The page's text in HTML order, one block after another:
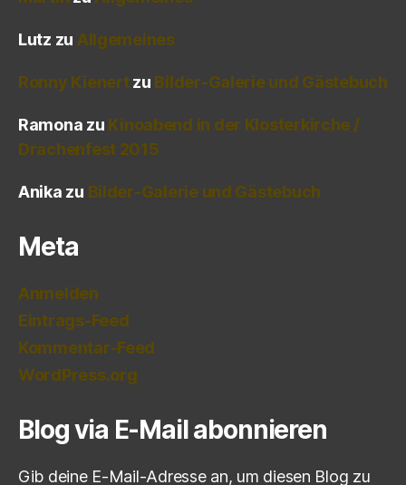
Lutz zu Allgemeines
Ronny Kienertzu Bilder-Galerie und Gästebuch
Ramona zu Kinoabend in der Klosterkirche /
Drachenfest 2015
Anika zu Bilder-Galerie und Gästebuch
Meta
Anmelden
Eintrags-Feed
Kommentar-Feed
WordPress.org
Blog via E-Mail abonnieren
Gib deine E-Mail-Adresse an, um diesen Blog zu